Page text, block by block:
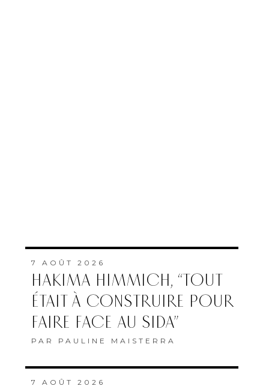
7 AOÛT 2026
HAKIMA HIMMICH, “TOUT
ÉTAIT À CONSTRUIRE POUR
FAIRE FACE AU SIDA”
PAR PAULINE MAISTERRA
7 AOÛT 2026